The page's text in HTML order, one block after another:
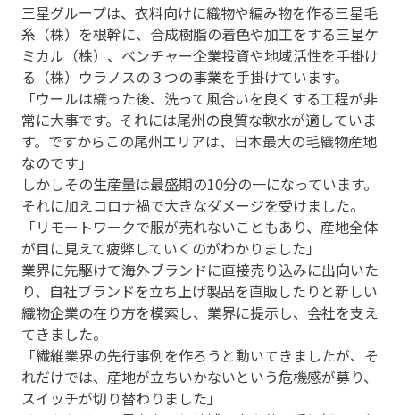
三星グループは、衣料向けに織物や編み物を作る三星毛
糸（株）を根幹に、合成樹脂の着色や加工をする三星ケ
ミカル（株）、ベンチャー企業投資や地域活性を手掛け
る（株）ウラノスの３つの事業を手掛けています。
「ウールは織った後、洗って風合いを良くする工程が非
常に大事です。それには尾州の良質な軟水が適していま
す。ですからこの尾州エリアは、日本最大の毛織物産地
なのです」
しかしその生産量は最盛期の10分の一になっています。
それに加えコロナ禍で大きなダメージを受けました。
「リモートワークで服が売れないこともあり、産地全体
が目に見えて疲弊していくのがわかりました」
業界に先駆けて海外ブランドに直接売り込みに出向いた
り、自社ブランドを立ち上げ製品を直販したりと新しい
織物企業の在り方を模索し、業界に提示し、会社を支え
てきました。
「繊維業界の先行事例を作ろうと動いてきましたが、そ
れだけでは、産地が立ちいかないという危機感が募り、
スイッチが切り替わりました」